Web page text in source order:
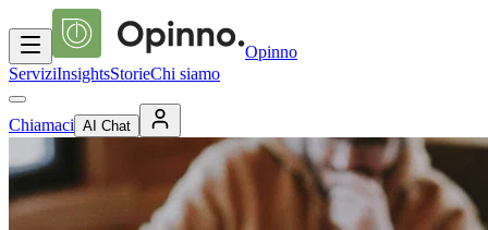
Opinno
ServiziInsightsStorieChi siamo
Chiamaci AI Chat